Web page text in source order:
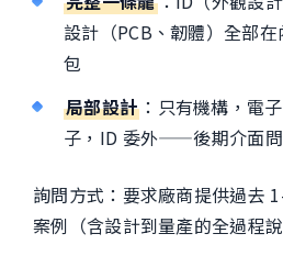
設計（PCB、韌體）全部
包
局部設計 ：只有機構，電
子，ID 委外——後期介面
詢問方式：要求廠商提供過去
案例（含設計到量產的全過程